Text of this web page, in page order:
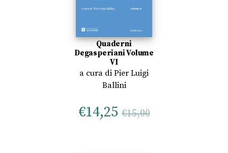
Quaderni
Degasperiani Volume
VI
a cura di Pier Luigi
Ballini
€14,25 €15,00